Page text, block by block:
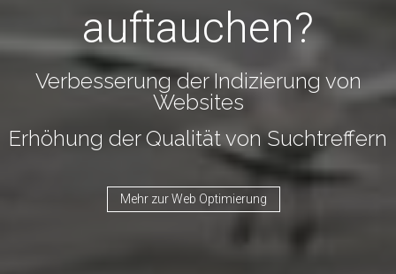
auftauchen?
Verbesserung der Indizierung von
Websites
Erhöhung der Qualität von Suchtreffern
Mehr zur Web Optimierung